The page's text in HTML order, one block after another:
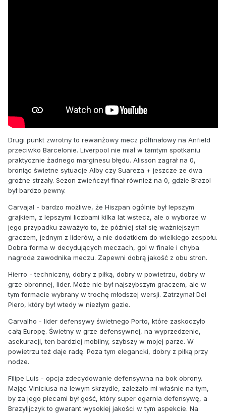
Drugi punkt zwrotny to rewanżowy mecz półfinałowy na Anfield
przeciwko Barcelonie. Liverpool nie miał w tamtym spotkaniu
praktycznie żadnego marginesu błędu. Alisson zagrał na 0,
broniąc świetne sytuacje Alby czy Suareza + jeszcze ze dwa
groźne strzały. Sezon zwieńczył finał również na 0, gdzie Brazol
był bardzo pewny.
Carvajal - bardzo możliwe, że Hiszpan ogólnie był lepszym
grajkiem, z lepszymi liczbami kilka lat wstecz, ale o wyborze w
jego przypadku zaważyło to, że później stał się ważniejszym
graczem, jednym z liderów, a nie dodatkiem do wielkiego zespołu.
Dobra forma w decydujących meczach, gol w finale i chyba
nagroda zawodnika meczu. Zapewni dobrą jakość z obu stron.
Hierro - techniczny, dobry z piłką, dobry w powietrzu, dobry w
grze obronnej, lider. Może nie był najszybszym graczem, ale w
tym formacie wybrany w trochę młodszej wersji. Zatrzymał Del
Piero, który był wtedy w niezłym gazie.
Carvalho - lider defensywy świetnego Porto, które zaskoczyło
całą Europę. Świetny w grze defensywnej, na wyprzedzenie,
asekuracji, ten bardziej mobilny, szybszy w mojej parze. W
powietrzu też daje radę. Poza tym elegancki, dobry z piłką przy
nodze.
Filipe Luis - opcja zdecydowanie defensywna na bok obrony.
Mając Viniciusa na lewym skrzydle, zależało mi właśnie na tym,
by za jego plecami był gość, który super ogarnia defensywę, a
Brazylijczyk to gwarant wysokiej jakości w tym aspekcie. Na